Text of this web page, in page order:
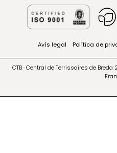
Avís legal Política de
CTB · Central de Terrissaires de